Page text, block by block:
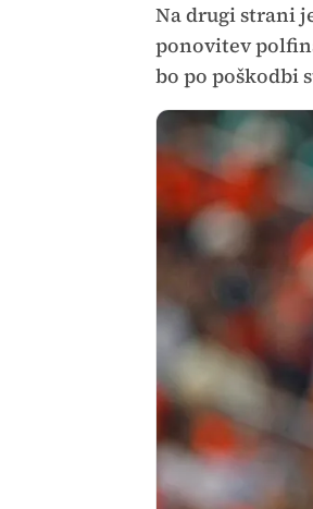
Na drugi strani
ponovitev
bo po poškodbi